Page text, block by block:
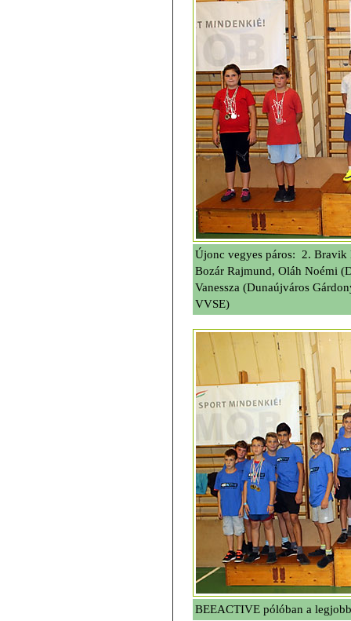
Újonc vegyes páros: 2.
Bozár Rajmund, Oláh Noémi
Vanessza (Dunaújváros
VVSE)
BEEACTIVE pólóban a